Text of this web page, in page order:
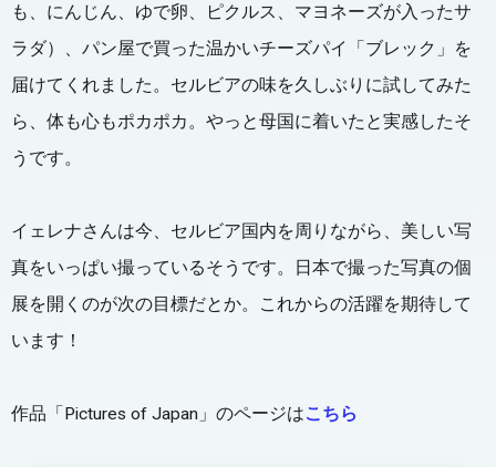
も、にんじん、ゆで卵、ピクルス、マヨネーズが入ったサ
ラダ）、パン屋で買った温かいチーズパイ「ブレック」を
届けてくれました。セルビアの味を久しぶりに試してみた
ら、体も心もポカポカ。やっと母国に着いたと実感したそ
うです。
イェレナさんは今、セルビア国内を周りながら、美しい写
真をいっぱい撮っているそうです。日本で撮った写真の個
展を開くのが次の目標だとか。これからの活躍を期待して
います！
作品「Pictures of Japan」のページはこちら